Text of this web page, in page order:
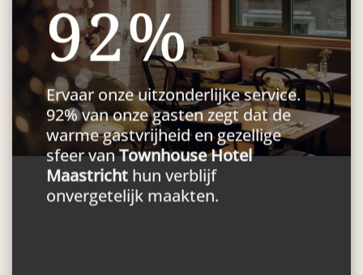
92%
Ervaar onze uitzonderlijke service.
92% van onze gasten zegt dat de
warme gastvrijheid en gezellige
sfeer vanTownhouse Hotel
Maastrichthun verblijf
onvergetelijk maakten.